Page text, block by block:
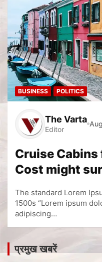
BUSINESS POLITICS
The Varta
Editor
Cruise
Cost might
The standard Lorem
1500s “Lorem ipsum
adipiscing…
प्रमुख खबरें